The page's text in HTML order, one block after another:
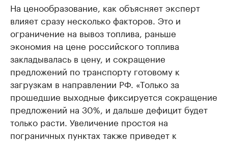
На ценообразование, как объясняет эксперт
влияет сразу несколько факторов. Это и
ограничение на вывоз топлива, раньше
экономия на цене российского топлива
закладывалась в цену, и сокращение
предложений по транспорту готовому к
загрузкам в направлении РФ. «Только за
прошедшие выходные фиксируется сокращение
предложений на 30%, и дальше дефицит будет
только расти. Увеличение простоя на
пограничных пунктах также приведет к